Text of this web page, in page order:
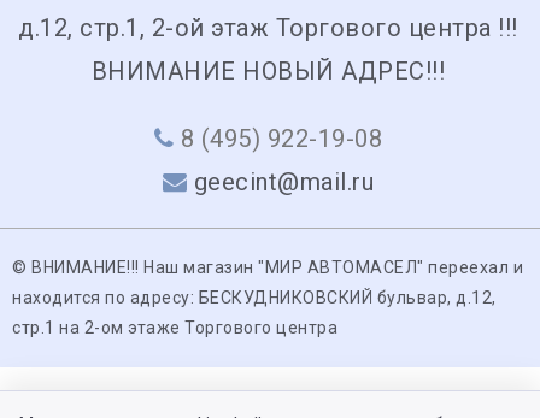
д.12, стр.1, 2-ой этаж Торгового центра !!!
ВНИМАНИЕ НОВЫЙ АДРЕС!!!
8 (495) 922-19-08
geecint@mail.ru
© ВНИМАНИЕ!!! Наш магазин "МИР АВТОМАСЕЛ" переехал и
находится по адресу: БЕСКУДНИКОВСКИЙ бульвар, д.12,
стр.1 на 2-ом этаже Торгового центра